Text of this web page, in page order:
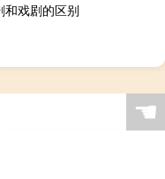
和戏剧的区别
☚